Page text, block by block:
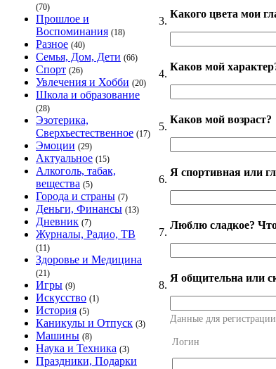
(70)
Прошлое и
Воспоминания (18)
Разное (40)
Семья, Дом, Дети (66)
Спорт (26)
Увлечения и Хобби (20)
Школа и образование
(28)
Эзотерика,
Сверхъестественное (17)
Эмоции (29)
Актуальное (15)
Алкоголь, табак,
вещества (5)
Города и страны (7)
Деньги, Финансы (13)
Дневник (7)
Журналы, Радио, ТВ
(11)
Здоровье и Медицина
(21)
Игры (9)
Искусство (1)
История (5)
Каникулы и Отпуск (3)
Машины (8)
Наука и Техника (3)
Праздники, Подарки
3.
Какого цвета мои
4.
Каков мой
5.
Каков мой возраст?
6.
Я спортивная или
7.
Люблю сладкое?
8.
Я общительна или
Данные для регистрации
Логин